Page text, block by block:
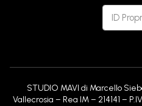
STUDIO MAVI di Marcello
Vallecrosia – Rea IM – 214141 –